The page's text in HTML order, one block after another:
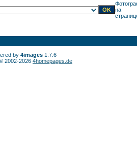
на
by 4images 1.7.6
2002-2026 4homepages.de